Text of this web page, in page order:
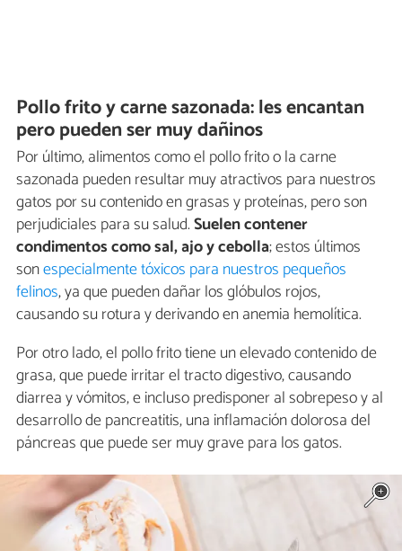
Pollo frito y carne sazonada: les encantan
pero pueden ser muy dañinos
Por último, alimentos como el pollo frito o la carne
sazonada pueden resultar muy atractivos para nuestros
gatos por su contenido en grasas y proteínas, pero son
perjudiciales para su salud.Suelen contener
condimentos como sal, ajo y cebolla; estos últimos
sonespecialmente tóxicos para nuestros pequeños
felinos, ya que pueden dañar los glóbulos rojos,
causando su rotura y derivando en anemia hemolítica.
Por otro lado, el pollo frito tiene un elevado contenido de
grasa, que puede irritar el tracto digestivo, causando
diarrea y vómitos, e incluso predisponer al sobrepeso y al
desarrollo de pancreatitis, una inflamación dolorosa del
páncreas que puede ser muy grave para los gatos.